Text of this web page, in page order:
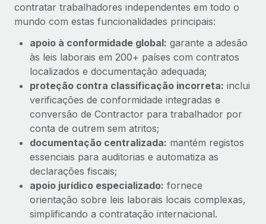
contratar trabalhadores independentes em todo o
mundo com estas funcionalidades principais:
apoio à conformidade global: garante a adesão
às leis laborais em 200+ países com contratos
localizados e documentação adequada;
proteção contra classificação incorreta: inclui
verificações de conformidade integradas e
conversão de Contractor para trabalhador por
conta de outrem sem atritos;
documentação centralizada: mantém registos
essenciais para auditorias e automatiza as
declarações fiscais;
apoio jurídico especializado: fornece
orientação sobre leis laborais locais complexas,
simplificando a contratação internacional.